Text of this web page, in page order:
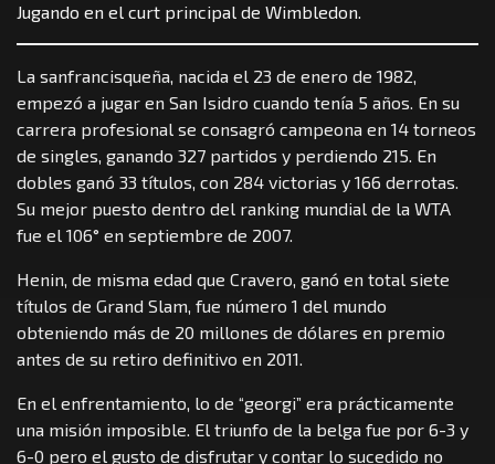
Jugando en el curt principal de Wimbledon.
La sanfrancisqueña, nacida el 23 de enero de 1982,
empezó a jugar en San Isidro cuando tenía 5 años. En su
carrera profesional se consagró campeona en 14 torneos
de singles, ganando 327 partidos y perdiendo 215. En
dobles ganó 33 títulos, con 284 victorias y 166 derrotas.
Su mejor puesto dentro del ranking mundial de la WTA
fue el 106° en septiembre de 2007.
Henin, de misma edad que Cravero, ganó en total siete
títulos de Grand Slam, fue número 1 del mundo
obteniendo más de 20 millones de dólares en premio
antes de su retiro definitivo en 2011.
En el enfrentamiento, lo de “georgi” era prácticamente
una misión imposible. El triunfo de la belga fue por 6-3 y
6-0 pero el gusto de disfrutar y contar lo sucedido no